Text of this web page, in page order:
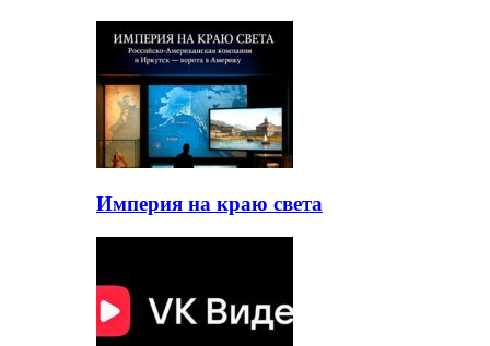
Империя на краю света